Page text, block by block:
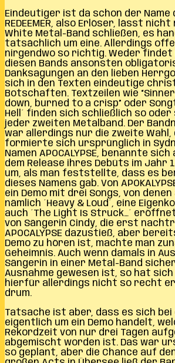
Eindeutiger ist da schon der Name
REDEEMER, also Erlöser, lässt
White Metal-Band schließen, es
tatsächlich um eine. Allerdings
nirgendwo so richtig. Weder findet
diesen Bands ansonsten
Danksagungen an den lieben
sich in den Texten eindeutige
Botschaften. Textzeilen wie
down, burned to a crisp” oder
Hell´ finden sich schließlich so oder
jeder zweiten Metalband. Der
war allerdings nur die zweite Wahl,
formierte sich ursprünglich in
Namen APOCALYPSE, benannte
dem Release ihres Debüts im Jahr
um, als man feststellte, dass es
dieses Namens gab. Von
ein Demo mit drei Songs, von
nämlich ´Heavy & Loud´, eine
auch ´The Light Is Struck…´
von Sängerin Cindy, die erst
APOCALYPSE dazustieß, aber
Demo zu hören ist, machte man
Geheimnis. Auch wenn damals in
Sängerin in einer Metal-Band
Ausnahme gewesen ist, so hat
hierfür allerdings nicht so recht
drum.
Tatsache ist aber, dass es sich bei
eigentlich um ein Demo handelt,
Rekordzeit von nur drei Tagen
abgemischt worden ist. Das war
so geplant, aber die Chance auf